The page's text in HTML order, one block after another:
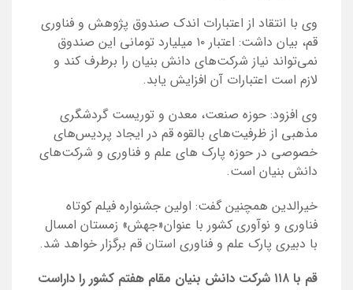
وی با انتقاد از اعتبارات اندک صندوق پژوهش و فناوری
قم، بیان داشت: اعتبار ۱۰ میلیارد تومانی این صندوق
نمی‌تواند نیاز شرکت‌های دانش بنیان را برطرف کند و
لازم است اعتبارات آن افزایش یابد.
وی افزود: حوزه صنعت، معدن و توریست گردشگری
مذهبی از ظرفیت‌های بالقوه قم در ایجاد پردیس‌های
خصوصی در حوزه پارک های علم و فناوری و شرکت‌های
دانش بنیان است.
خیرالدین همچنین گفت:‌ اولین جشنواره فیلم کوتاه
فناوری و نوآوری کشور با عنوان«جهش» زمستان امسال
با دبیری پارک علم و فناوری استان قم برگزار خواهد شد.
قم با ۱۱۸ شرکت دانش بنیان مقام هفتم کشور را داراست